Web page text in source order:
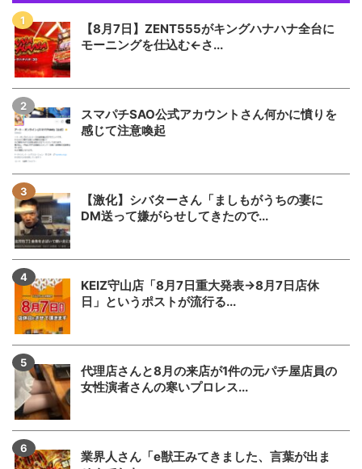
【8月7日】ZENT555がキングハナハナ全台に
モーニングを仕込む←さ...
スマパチSAO公式アカウントさん何かに憤りを
感じて注意喚起
【激化】シバターさん「ましもがうちの妻に
DM送って嫌がらせしてきたので...
KEIZ守山店「8月7日重大発表→8月7日店休
日」というポストが流行る...
代理店さんと8月の来店が1件の元パチ屋店員の
女性演者さんの寒いプロレス...
業界人さん「e獣王みてきました、言葉が出ま